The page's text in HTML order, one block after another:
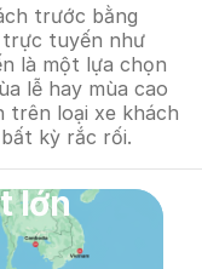
trước bằng
trực tuyến như
là một lựa chọn
lễ hay mùa cao
trên loại xe khách
kỳ rắc rối.
lớn